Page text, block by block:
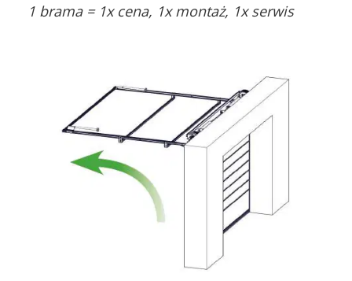
1 brama = 1x cena, 1x montaż, 1x serwis